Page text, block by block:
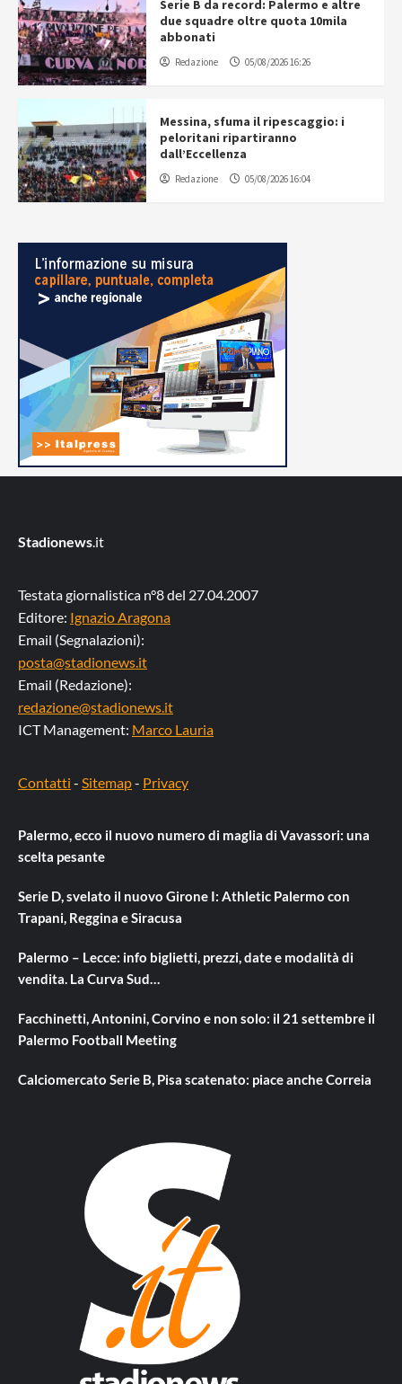
Serie B da record: Palermo e altre
due squadre oltre quota 10mila
abbonati
Redazione 05/08/2026 16:26
Messina, sfuma il ripescaggio: i
peloritani ripartiranno
dall’Eccellenza
Redazione 05/08/2026 16:04
Stadionews .it
Testata giornalistica n°8 del 27.04.2007
Editore: Ignazio Aragona
Email (Segnalazioni):
posta@stadionews.it
Email (Redazione):
redazione@stadionews.it
ICT Management: Marco Lauria
Contatti - Sitemap- Privacy
Palermo, ecco il nuovo numero di maglia di Vavassori: una
scelta pesante
Serie D, svelato il nuovo Girone I: Athletic Palermo con
Trapani, Reggina e Siracusa
Palermo – Lecce: info biglietti, prezzi, date e modalità di
vendita. La Curva Sud…
Facchinetti, Antonini, Corvino e non solo: il 21 settembre il
Palermo Football Meeting
Calciomercato Serie B, Pisa scatenato: piace anche Correia